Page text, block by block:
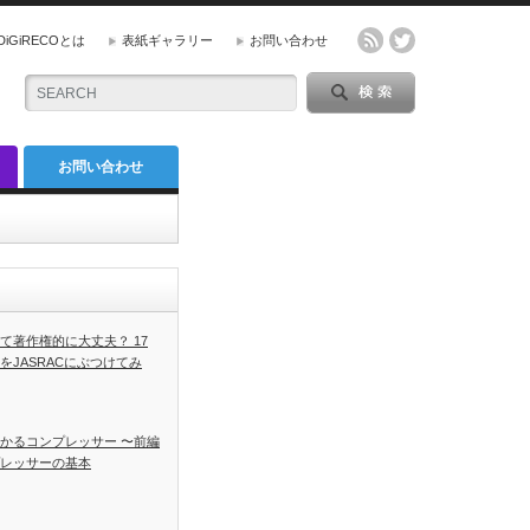
とは 表紙ギャラリー お問い合わせ
お問い合わせ
著作権的に大丈夫？ 17
JASRACにぶつけてみ
るコンプレッサー 〜前編
ッサーの基本